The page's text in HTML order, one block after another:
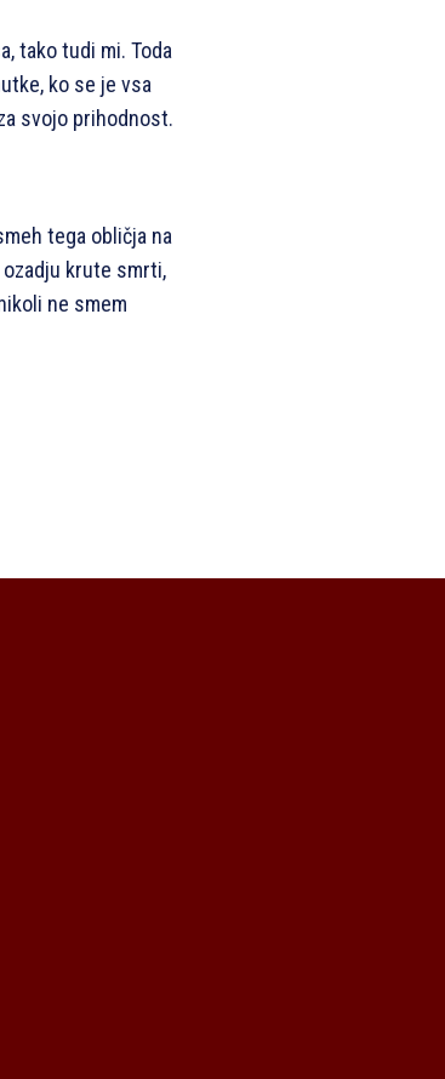
tako tudi mi. Toda
ko se je vsa
svojo prihodnost.
tega obličja na
krute smrti,
ne smem